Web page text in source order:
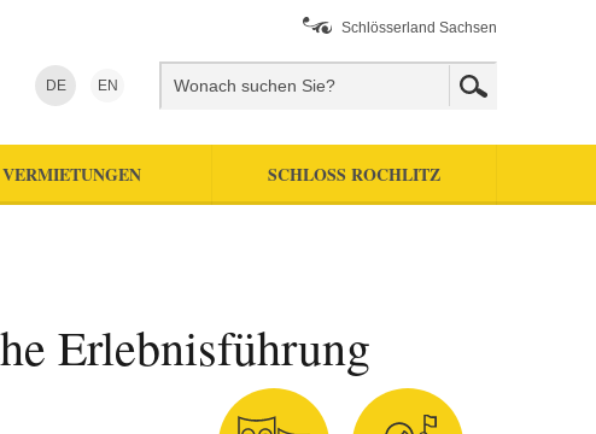
Schlösserland Sachsen
DE EN
SCHLOSS ROCHLITZ
Erlebnisführung